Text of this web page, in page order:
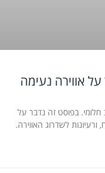
אווירה נעימה
בפוסט זה נדבר על
לשדרוג האווירה.